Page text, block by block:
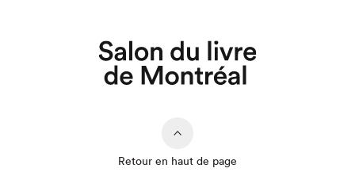
Retour en haut de page